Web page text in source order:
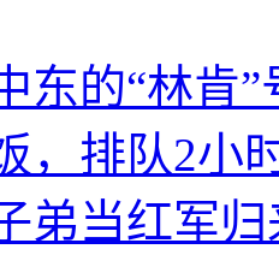
东的“林肯
，排队2小
弟当红军